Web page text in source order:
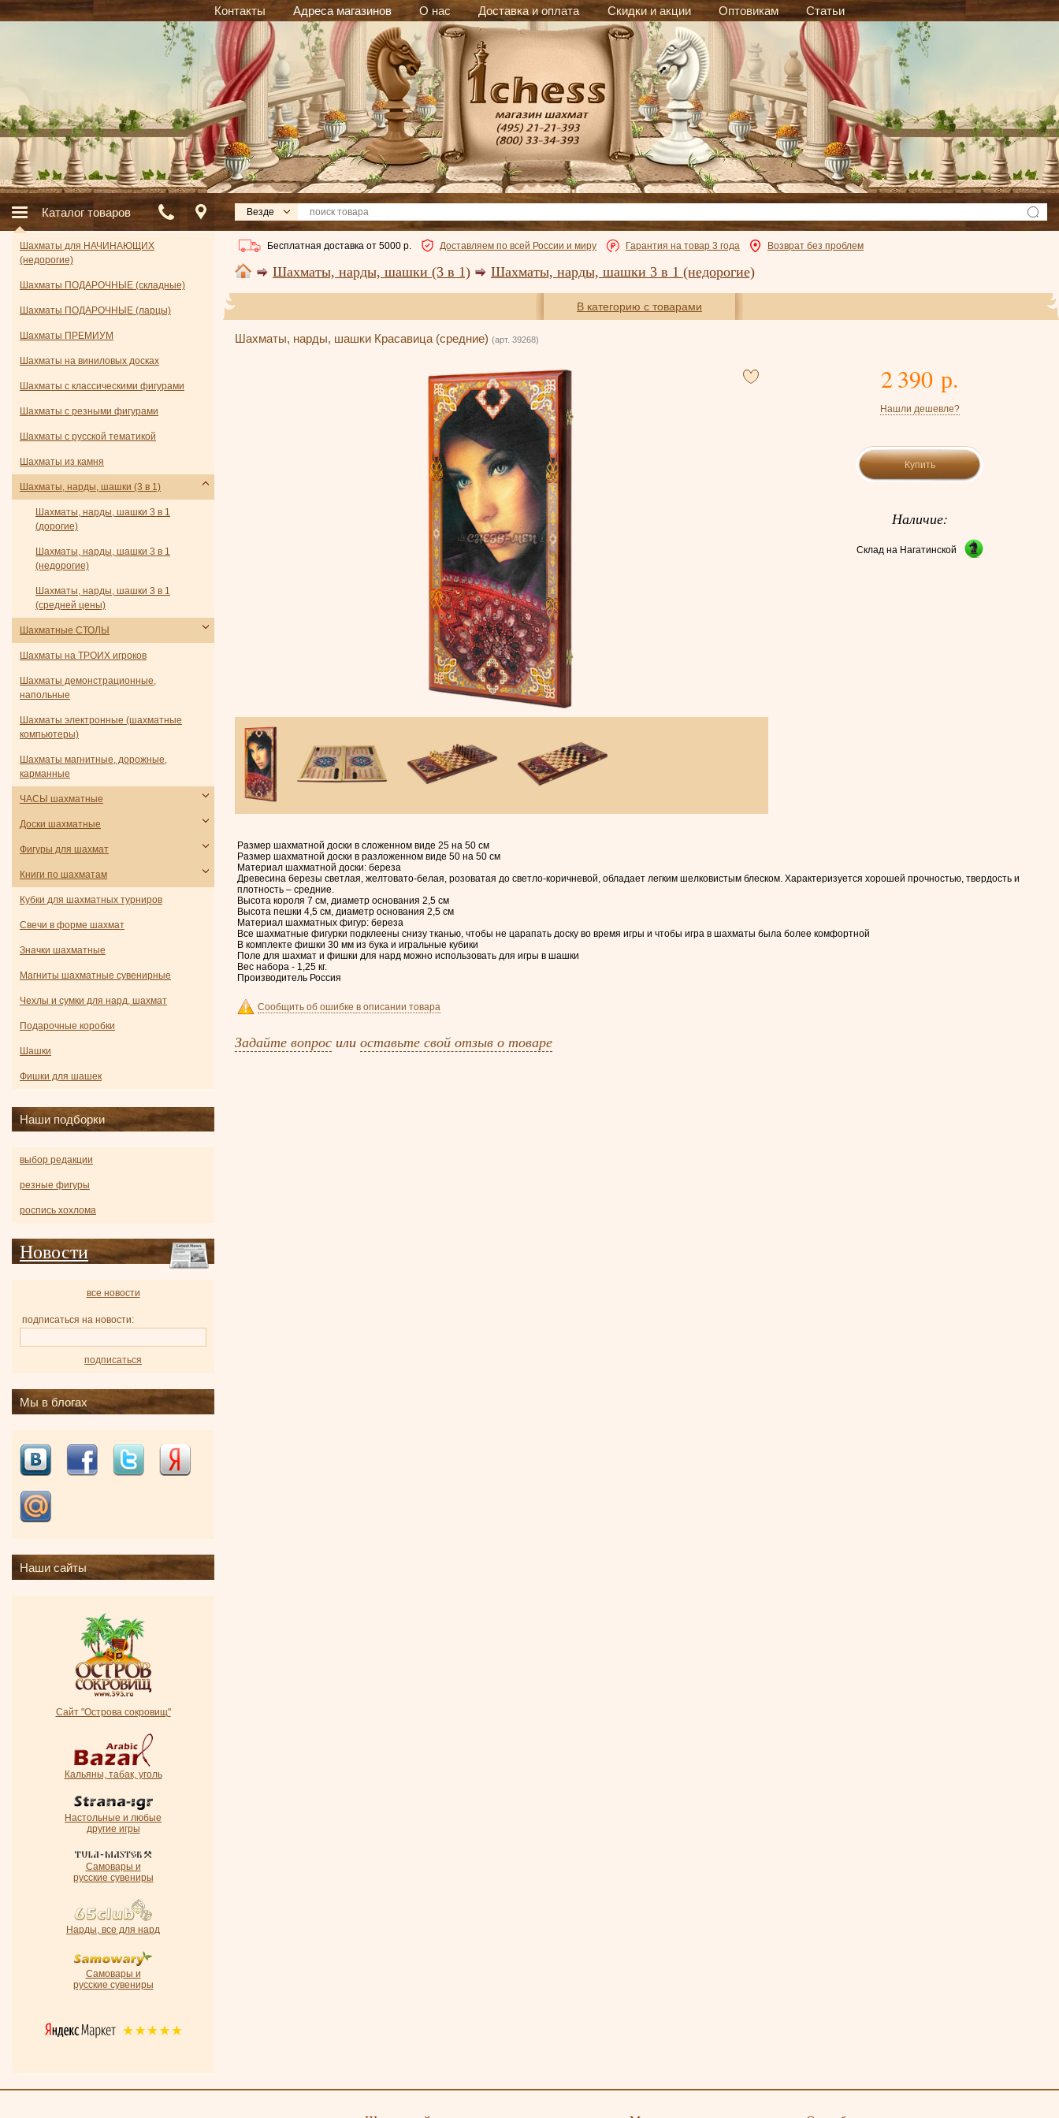
Контакты Адреса магазинов О нас Доставка и оплата Скидки и акции Оптовикам Статьи
Каталог товаров Везде
Бесплатная доставка от 5000 р. Доставляем по всей России и миру Гарантия на товар 3 года Возврат без проблем
Шахматы, нарды, шашки (3 в 1) Шахматы, нарды, шашки 3 в 1 (недорогие)
В категорию с товарами
Шахматы, нарды, шашки Красавица (средние) (арт. 39268)
2 390 р.
Нашли дешевле?
Купить
Наличие:
Склад на Нагатинской
Размер шахматной доски в сложенном виде 25 на 50 см
Размер шахматной доски в разложенном виде 50 на 50 см
Материал шахматной доски: береза
Древесина березы светлая, желтовато-белая, розоватая до светло-коричневой, обладает легким шелковистым блеском. Характеризуется хорошей прочностью, твердость и
плотность – средние.
Высота короля 7 см, диаметр основания 2,5 см
Высота пешки 4,5 см, диаметр основания 2,5 см
Материал шахматных фигур: береза
Все шахматные фигурки подклеены снизу тканью, чтобы не царапать доску во время игры и чтобы игра в шахматы была более комфортной
В комплекте фишки 30 мм из бука и игральные кубики
Поле для шахмат и фишки для нард можно использовать для игры в шашки
Вес набора - 1,25 кг.
Производитель Россия
Сообщить об ошибке в описании товара
Задайте вопрос или оставьте свой отзыв о товаре
Шахматы для НАЧИНАЮЩИХ
(недорогие)
Шахматы ПОДАРОЧНЫЕ (складные)
Шахматы ПОДАРОЧНЫЕ (ларцы)
Шахматы ПРЕМИУМ
Шахматы на виниловых досках
Шахматы с классическими фигурами
Шахматы с резными фигурами
Шахматы с русской тематикой
Шахматы из камня
Шахматы, нарды, шашки (3 в 1)
Шахматы, нарды, шашки 3 в 1
(дорогие)
Шахматы, нарды, шашки 3 в 1
(недорогие)
Шахматы, нарды, шашки 3 в 1
(средней цены)
Шахматные СТОЛЫ
Шахматы на ТРОИХ игроков
Шахматы демонстрационные,
напольные
Шахматы электронные (шахматные
компьютеры)
Шахматы магнитные, дорожные,
карманные
ЧАСЫ шахматные
Доски шахматные
Фигуры для шахмат
Книги по шахматам
Кубки для шахматных турниров
Свечи в форме шахмат
Значки шахматные
Магниты шахматные сувенирные
Чехлы и сумки для нард, шахмат
Подарочные коробки
Шашки
Фишки для шашек
Наши подборки
выбор редакции
резные фигуры
роспись хохлома
Новости
все новости
подписаться на новости:
подписаться
Мы в блогах
Наши сайты
Сайт "Острова сокровищ"
Кальяны, табак, уголь
Настольные и любые
другие игры
Самовары и
русские сувениры
Нарды, все для нард
Самовары и
русские сувениры